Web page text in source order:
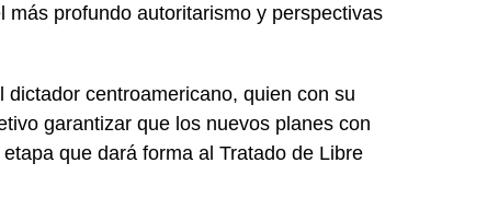
profundo autoritarismo y perspectivas
centroamericano, quien con su
garantizar que los nuevos planes con
que dará forma al Tratado de Libre